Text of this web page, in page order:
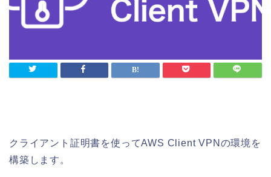
クライアント証明書を使ってAWS Client VPNの環境を
構築します。